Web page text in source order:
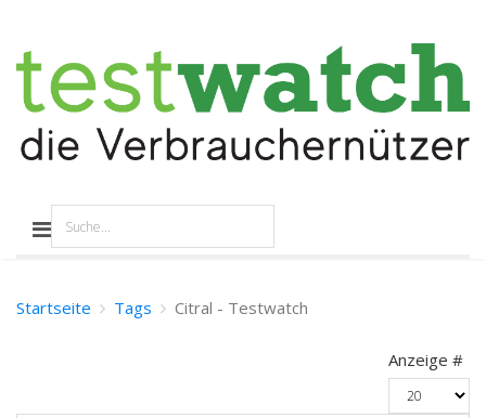
Startseite Tags Citral - Testwatch
Anzeige #